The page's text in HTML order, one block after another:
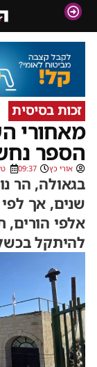
זכות בסיסית
מאחורי
הספר
אורי כץ 09:37
בגאולה, הר
שנים, אך
אלפי הורים,
להיתקל